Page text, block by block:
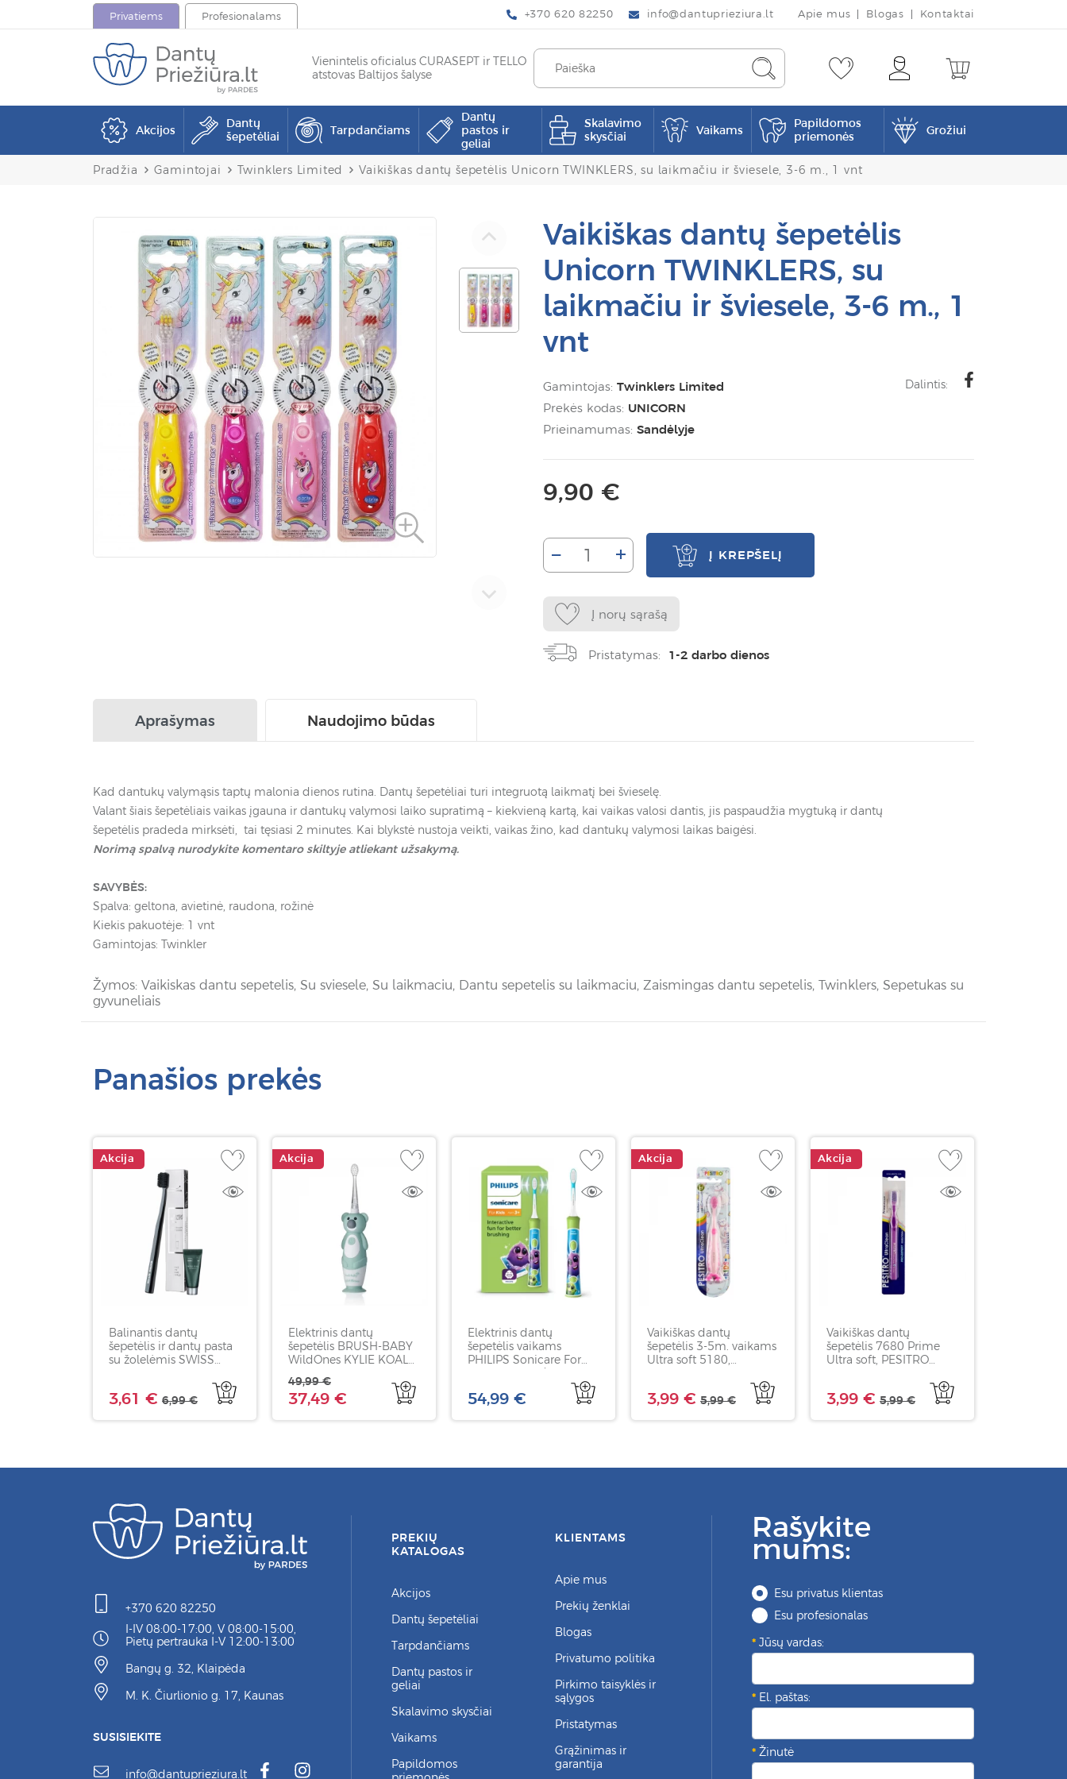
Privatiems Profesionalams +370 620 82250 info@dantuprieziura.lt Apie mus Blogas Kontaktai
Vienintelis oficialus CURASEPT ir TELLO
atstovas Baltijos šalyse
Akcijos
Dantų
šepetėliai
Tarpdančiams
Dantų
pastos ir
geliai
Skalavimo
skysčiai
Vaikams
Papildomos
priemonės
Grožiui
Pradžia Gamintojai Twinklers Limited Vaikiškas dantų šepetėlis Unicorn TWINKLERS, su laikmačiu ir šviesele, 3-6 m., 1 vnt
Vaikiškas dantų šepetėlis
Unicorn TWINKLERS, su
laikmačiu ir šviesele, 3-6 m., 1
vnt
Gamintojas: Twinklers Limited
Prekės kodas: UNICORN
Prieinamumas: Sandėlyje
Dalintis:
9,90 €
– + Į KREPŠELĮ
Į norų sąrašą
Pristatymas: 1-2 darbo dienos
Aprašymas Naudojimo būdas
Kad dantukų valymąsis taptų malonia dienos rutina. Dantų šepetėliai turi integruotą laikmatį bei švieselę.
Valant šiais šepetėliais vaikas įgauna ir dantukų valymosi laiko supratimą – kiekvieną kartą, kai vaikas valosi dantis, jis paspaudžia mygtuką ir dantų
šepetėlis pradeda mirksėti, tai tęsiasi 2 minutes. Kai blykstė nustoja veikti, vaikas žino, kad dantukų valymosi laikas baigėsi.
Norimą spalvą nurodykite komentaro skiltyje atliekant užsakymą.
SAVYBĖS:
Spalva: geltona, avietinė, raudona, rožinė
Kiekis pakuotėje: 1 vnt
Gamintojas: Twinkler
Žymos: Vaikiskas dantu sepetelis, Su sviesele, Su laikmaciu, Dantu sepetelis su laikmaciu, Zaismingas dantu sepetelis, Twinklers, Sepetukas su
gyvuneliais
Panašios prekės
Akcija
Balinantis dantų
šepetėlis ir dantų pasta
su žolelėmis SWISS
3,61 € 6,99 €
Akcija
Elektrinis dantų
šepetėlis BRUSH-BABY
WildOnes KYLIE KOALA
vaikams, 1 vnt
37,49 €
49,99 €
Elektrinis dantų
šepetėlis vaikams
PHILIPS Sonicare For
54,99 €
Akcija
Vaikiškas dantų
šepetėlis 3-5m. vaikams
Ultra soft 5180,
3,99 € 5,99 €
Akcija
Vaikiškas dantų
šepetėlis 7680 Prime
Ultra soft, PESITRO
3,99 € 5,99 €
+370 620 82250
I-IV 08:00-17:00, V 08:00-15:00,
Pietų pertrauka I-V 12:00-13:00
Bangų g. 32, Klaipėda
M. K. Čiurlionio g. 17, Kaunas
SUSISIEKITE
info@dantuprieziura.lt
PREKIŲ
KATALOGAS
Akcijos
Dantų šepetėliai
Tarpdančiams
Dantų pastos ir
geliai
Skalavimo skysčiai
Vaikams
Papildomos
KLIENTAMS
Apie mus
Prekių ženklai
Blogas
Privatumo politika
Pirkimo taisyklės ir
sąlygos
Pristatymas
Grąžinimas ir
garantija
Rašykite
mums:
Esu privatus klientas
Esu profesionalas
Jūsų vardas:
El. paštas:
Žinutė